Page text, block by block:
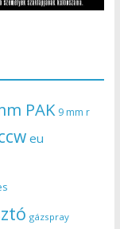
PAK 9 mm r
eu
gázspray